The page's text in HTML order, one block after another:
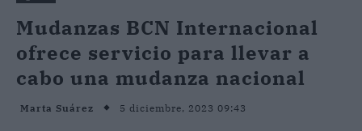
Mudanzas BCN Internacional
ofrece servicio para llevar a
cabo una mudanza nacional
Marta Suárez 5 diciembre, 2023 09:43